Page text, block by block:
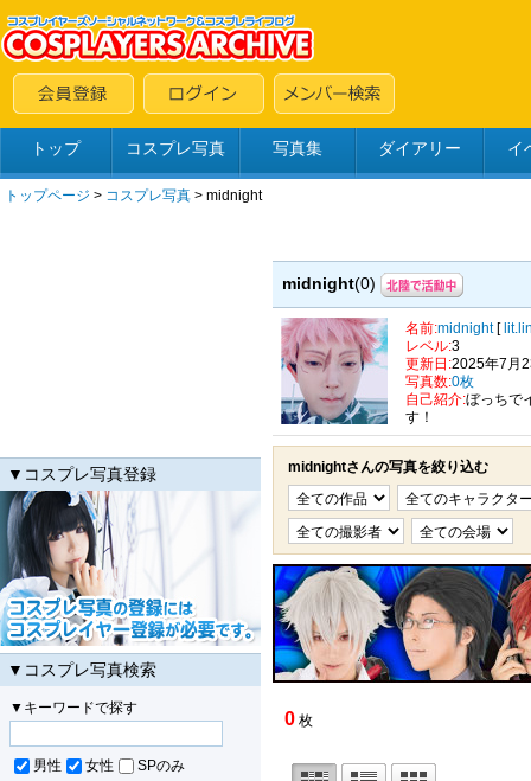
トップ コスプレ写真 写真集 ダイアリー イ
トップページ > コスプレ写真 > midnight
▼コスプレ写真登録
▼コスプレ写真検索
▼キーワードで探す
男性 女性
SPのみ
midnight(0)
名前:midnight[
レベル:3
更新日:2025年7月
写真数:0枚
自己紹介:ぼっちで
す！
midnightさんの写真を絞り込む
0 枚